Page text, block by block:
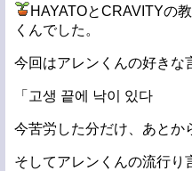
HAYATOとCRAVITYの
くんでした。
今回はアレンくんの好きな
「고생 끝에 낙이 있다
今苦労した分だけ、あとか
そしてアレンくんの流行り